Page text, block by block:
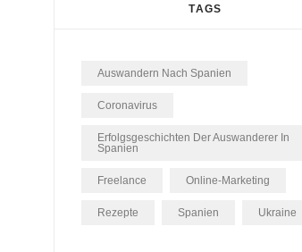
TAGS
Auswandern Nach Spanien
Coronavirus
Erfolgsgeschichten Der Auswanderer In
Spanien
Freelance Online-Marketing
Rezepte Spanien Ukraine